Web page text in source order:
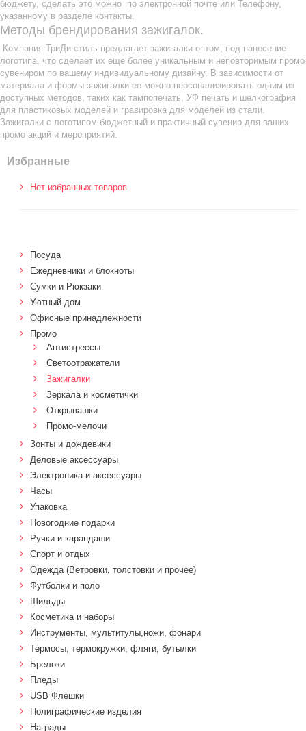
бюджету, сделать это можно по электронной почте или Телефону,
указанному в разделе контакты.
Методы брендирования зажигалок.
Компания ТриДи стиль предлагает зажигалки оптом, под нанесение
логотипа, что сделает их еще более уникальным и неповторимым промо
сувениром по вашему индивидуальному дизайну. В зависимости от
материала и формы зажигалки ее можно персонализировать одним из
доступных методов, таких как тампопечать, УФ печать и шелкография
для пластиковых моделей и гравировка для моделей из стали.
Зажигалки с логотипом бюджетный и практичный сувенир для ваших
промо акций и мероприятий.
Избранные
Нет избранных товаров
Посуда
Ежедневники и блокноты
Сумки и Рюкзаки
Уютный дом
Офисные принадлежности
Промо
Антистрессы
Светоотражатели
Зажигалки
Зеркала и косметички
Открывашки
Промо-мелочи
Зонты и дождевики
Деловые аксессуары
Электроника и аксессуары
Часы
Упаковка
Новогодние подарки
Ручки и карандаши
Спорт и отдых
Одежда (Ветровки, толстовки и прочее)
Футболки и поло
Шильды
Косметика и наборы
Инструменты, мультитулы,ножи, фонари
Термосы, термокружки, фляги, бутылки
Брелоки
Пледы
USB Флешки
Полиграфические изделия
Награды